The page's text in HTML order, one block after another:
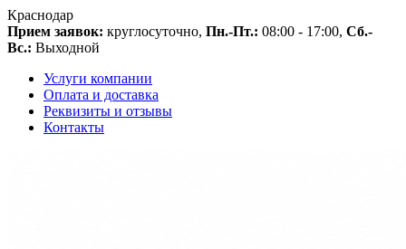
Краснодар
Прием заявок: круглосуточно, Пн.-Пт.: 08:00 - 17:00, Сб.-
Вс.: Выходной
Услуги компании
Оплата и доставка
Реквизиты и отзывы
Контакты